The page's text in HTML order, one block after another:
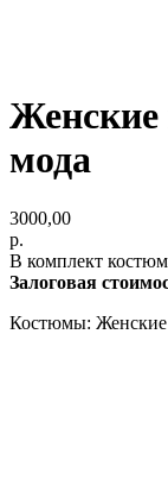
Женские
мода
3000,00
р.
В комплект
Залоговая
Костюмы: Женские